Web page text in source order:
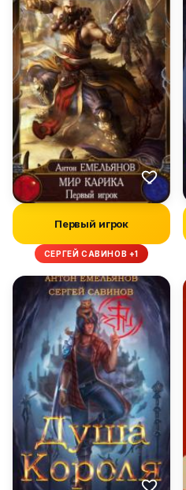
Первый игрок
СЕРГЕЙ САВИНОВ +1